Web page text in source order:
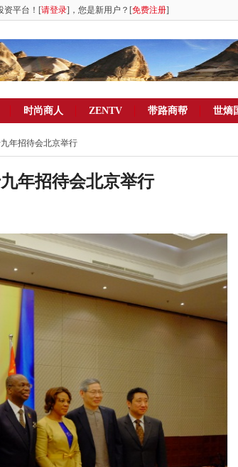
资平台！[请登录]，您是新用户？[免费注册]
时尚商人 ZENTV 带路商帮 世熵
年招待会北京举行
年招待会北京举行